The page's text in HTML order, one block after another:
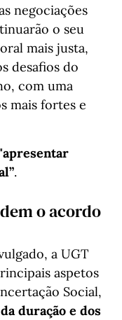
negociações
o seu
mais justa,
desafios do
com uma
mais fortes e
.
o acordo
a UGT
aspetos
Social,
duração e dos